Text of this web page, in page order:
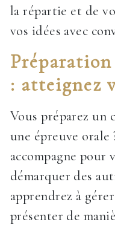
la répartie et de
vos idées avec
: atteignez
Vous préparez un
une épreuve
accompagne pour
démarquer des
apprendrez à
présenter de